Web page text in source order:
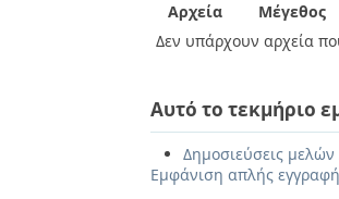
Αρχεία Μέγεθος
Δεν υπάρχουν αρχεία
Αυτό το τεκμήριο
Δημοσιεύσεις
Εμφάνιση απλής